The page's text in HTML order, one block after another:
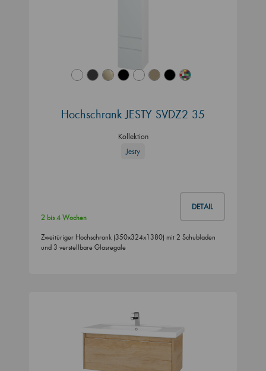
Hochschrank JESTY SVDZ2 35
Kollektion
Jesty
DETAIL
2 bis 4 Wochen
Zweitüriger Hochschrank (350x324x1380) mit 2 Schubladen
und 3 verstellbare Glasregale